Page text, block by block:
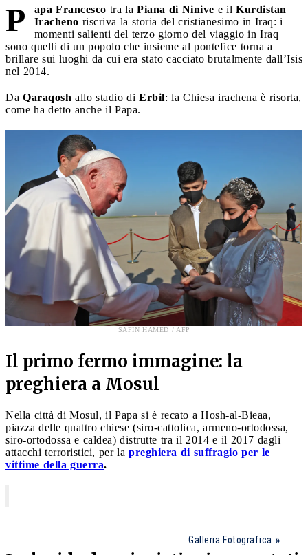
P apa Francesco tra la Piana di Ninive e il Kurdistan
Iracheno riscriva la storia del cristianesimo in Iraq: i
momenti salienti del terzo giorno del viaggio in Iraq
sono quelli di un popolo che insieme al pontefice torna a
brillare sui luoghi da cui era stato cacciato brutalmente dall’Isis
nel 2014.
Da Qaraqosh allo stadio di Erbil: la Chiesa irachena è risorta,
come ha detto anche il Papa.
SAFIN HAMED / AFP
Il primo fermo immagine: la
preghiera a Mosul
Nella città di Mosul, il Papa si è recato a Hosh-al-Bieaa,
piazza delle quattro chiese (siro-cattolica, armeno-ortodossa,
siro-ortodossa e caldea) distrutte tra il 2014 e il 2017 dagli
attacchi terroristici, per la preghiera di suffragio per le
vittime della guerra.
Galleria Fotografica